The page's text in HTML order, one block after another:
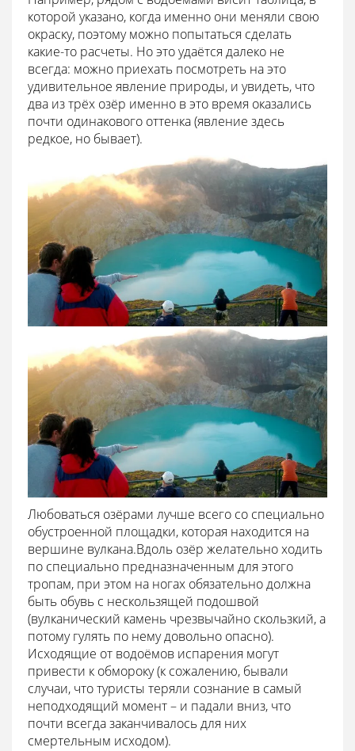
которой указано, когда именно они меняли свою
окраску, поэтому можно попытаться сделать
какие-то расчеты. Но это удаётся далеко не
всегда: можно приехать посмотреть на это
удивительное явление природы, и увидеть, что
два из трёх озёр именно в это время оказались
почти одинакового оттенка (явление здесь
редкое, но бывает).
Любоваться озёрами лучше всего со специально
обустроенной площадки, которая находится на
вершине вулкана.Вдоль озёр желательно ходить
по специально предназначенным для этого
тропам, при этом на ногах обязательно должна
быть обувь с нескользящей подошвой
(вулканический камень чрезвычайно скользкий, а
потому гулять по нему довольно опасно).
Исходящие от водоёмов испарения могут
привести к обмороку (к сожалению, бывали
случаи, что туристы теряли сознание в самый
неподходящий момент – и падали вниз, что
почти всегда заканчивалось для них
смертельным исходом).